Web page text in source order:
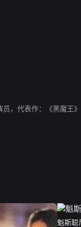
员，代表作：《黑魔王
魁斯聪